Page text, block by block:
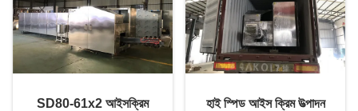
SD80-61x2 আইসক্রিম
হাই স্পিড আইস ক্রিম উত্পাদন